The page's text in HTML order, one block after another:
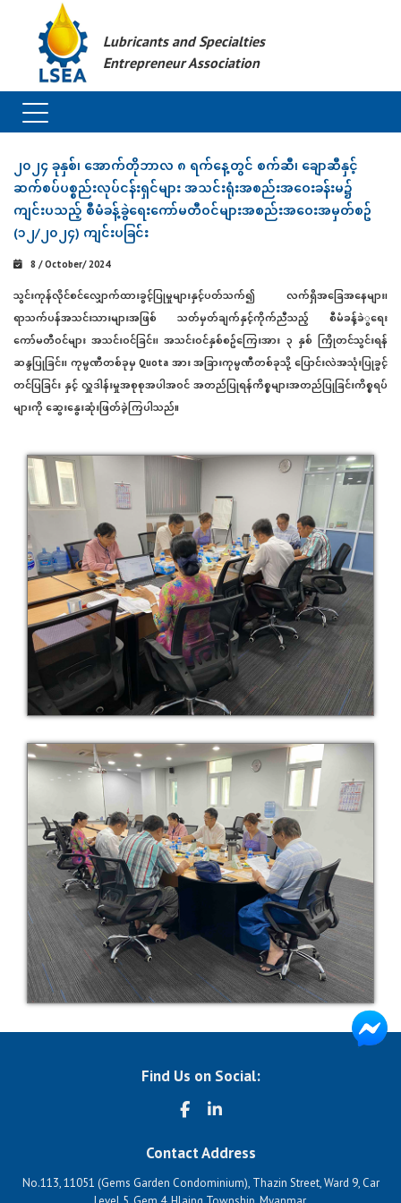
Lubricants and Specialties
Entrepreneur Association
၂၀၂၄ ခုနှစ်၊ အောက်တိုဘာလ ၈ ရက်နေ့တွင် စက်ဆီ၊ ချောဆီနှင့်
ဆက်စပ်ပစ္စည်းလုပ်ငန်းရှင်များ အသင်းရုံးအစည်းအဝေးခန်းမ၌
ကျင်းပသည့် စီမံခန့်ခွဲရေးကော်မတီဝင်များအစည်းအဝေးအမှတ်စဥ်
(၁၂/၂၀၂၄) ကျင်းပခြင်း
8 / October/ 2024
သွင်းကုန်လိုင်စင်လျှောက်ထားခွင့်ပြုမှုများနှင့်ပတ်သက်၍ လက်ရှိအခြေအနေများ၊
ရာသက်ပန်အသင်းသားများအဖြစ် သတ်မှတ်ချက်နှင့်ကိုက်ညီသည့် စီမံခန့်ခဲွရေး
ကော်မတီဝင်များ အသင်းဝင်ခြင်း၊ အသင်းဝင်နှစ်စဥ်ကြေးအား ၃ နှစ် ကြိုတင်သွင်းရန်
ဆန္ဒပြုခြင်း၊ ကုမ္ပဏီတစ်ခုမှ Quota အား အခြားကုမ္ပဏီတစ်ခုသို့ ပြောင်းလဲအသုံးပြုခွင့်
တင်ပြခြင်း နှင့် လှူဒါန်းမှုအစုစုအပါအဝင် အတည်ပြုရန်ကိစ္စများအတည်ပြုခြင်းကိစ္စရပ်
များကို ဆွေးနွေးဆုံးဖြတ်ခဲ့ကြပါသည်။
Find Us on Social:
Contact Address
No.113, 11051 (Gems Garden Condominium), Thazin Street, Ward 9, Car